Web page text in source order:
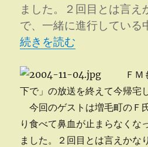
ました。２回目とは言え
で、一緒に進行している
“第２回放送” の
続きを読む
Ｆ
下で」の放送を終えて今帰宅
今回のゲストは増毛町のＦ
り食べて鼻血が止まらなくな
ました。２回目とは言えかな